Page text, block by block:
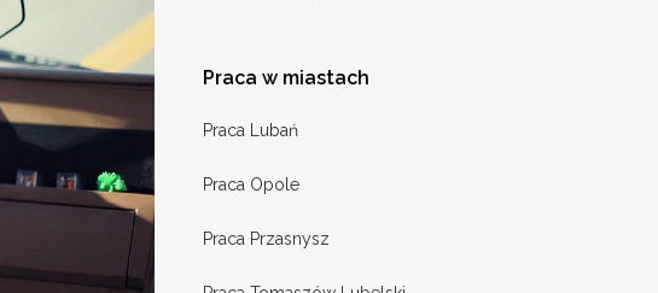
Praca w miastach
Praca Lubań
Praca Opole
Praca Przasnysz